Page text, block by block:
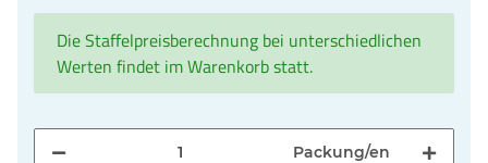
Die Staffelpreisberechnung bei unterschiedlichen
Werten findet im Warenkorb statt.
Packung/en